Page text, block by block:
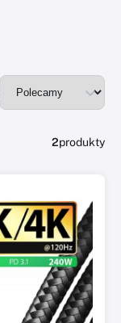
2produkty